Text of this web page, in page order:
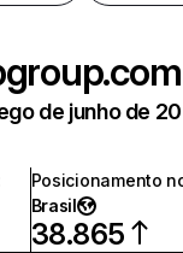
de junho de
Posicionamento
Brasil
38.865